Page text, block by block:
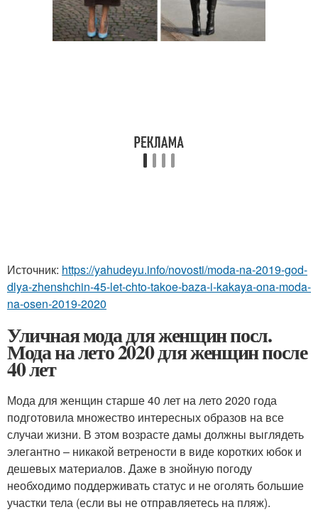
Источник: https://yahudeyu.info/novosti/moda-na-2019-god-
dlya-zhenshchin-45-let-chto-takoe-baza-i-kakaya-ona-moda-
na-osen-2019-2020
Уличная мода для женщин посл.
Мода на лето 2020 для женщин после
40 лет
Мода для женщин старше 40 лет на лето 2020 года
подготовила множество интересных образов на все
случаи жизни. В этом возрасте дамы должны выглядеть
элегантно – никакой ветрености в виде коротких юбок и
дешевых материалов. Даже в знойную погоду
необходимо поддерживать статус и не оголять большие
участки тела (если вы не отправляетесь на пляж).